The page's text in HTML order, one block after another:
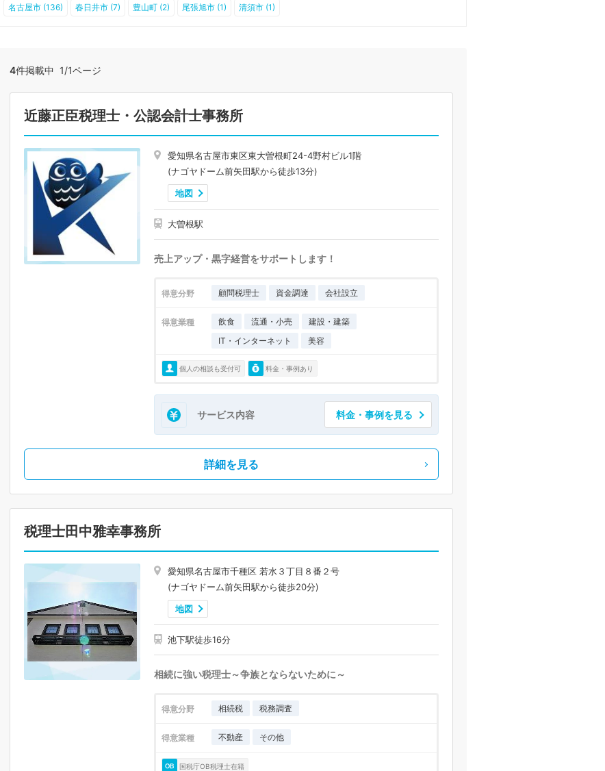
名古屋市 (136) 春日井市 (7) 豊山町 (2) 尾張旭市 (1) 清須市 (1)
4件掲載中 1/1ページ
近藤正臣税理士・公認会計士事務所
愛知県名古屋市東区東大曽根町24-4野村ビル1階
(ナゴヤドーム前矢田駅から徒歩13分)
地図
大曽根駅
売上アップ・黒字経営をサポートします！
得意分野 顧問税理士 資金調達 会社設立
得意業種 飲食 流通・小売
建設・建築
IT・インターネット
美容
個人の相談も受付可 料金・事例あり
サービス内容 料金・事例を見る
詳細を見る
税理士田中雅幸事務所
愛知県名古屋市千種区 若水３丁目８番２号
(ナゴヤドーム前矢田駅から徒歩20分)
地図
池下駅徒歩16分
相続に強い税理士～争族とならないために～
得意分野 相続税 税務調査
得意業種 不動産 その他
国税庁OB税理士在籍